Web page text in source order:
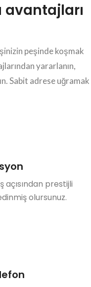
avantajları
peşinde koşmak
yararlanın,
Sabit adrese uğramak
açısından prestijli
olursunuz.